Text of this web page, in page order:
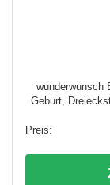
wunderwunsch
Geburt,